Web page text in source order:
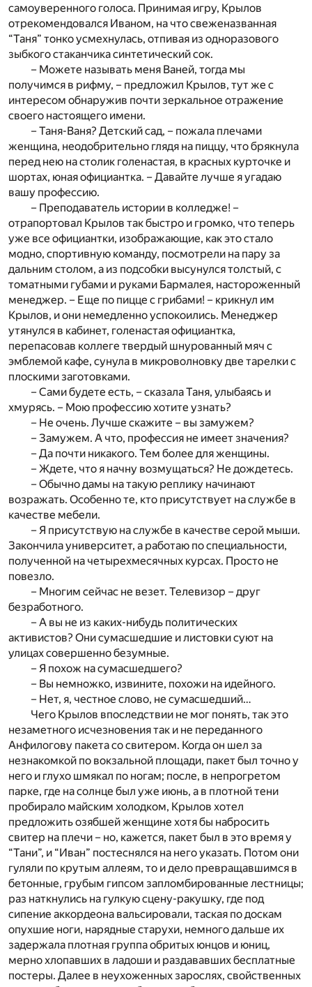
самоуверенного голоса. Принимая игру, Крылов
отрекомендовался Иваном, на что свеженазванная
“Таня” тонко усмехнулась, отпивая из одноразового
зыбкого стаканчика синтетический сок.
– Можете называть меня Ваней, тогда мы
получимся в рифму, – предложил Крылов, тут же с
интересом обнаружив почти зеркальное отражение
своего настоящего имени.
– Таня-Ваня? Детский сад, – пожала плечами
женщина, неодобрительно глядя на пиццу, что брякнула
перед нею на столик голенастая, в красных курточке и
шортах, юная официантка. – Давайте лучше я угадаю
вашу профессию.
– Преподаватель истории в колледже! –
отрапортовал Крылов так быстро и громко, что теперь
уже все официантки, изображающие, как это стало
модно, спортивную команду, посмотрели на пару за
дальним столом, а из подсобки высунулся толстый, с
томатными губами и руками Бармалея, настороженный
менеджер. – Еще по пицце с грибами! – крикнул им
Крылов, и они немедленно успокоились. Менеджер
утянулся в кабинет, голенастая официантка,
перепасовав коллеге твердый шнурованный мяч с
эмблемой кафе, сунула в микроволновку две тарелки с
плоскими заготовками.
– Сами будете есть, – сказала Таня, улыбаясь и
хмурясь. – Мою профессию хотите узнать?
– Не очень. Лучше скажите – вы замужем?
– Замужем. А что, профессия не имеет значения?
– Да почти никакого. Тем более для женщины.
– Ждете, что я начну возмущаться? Не дождетесь.
– Обычно дамы на такую реплику начинают
возражать. Особенно те, кто присутствует на службе в
качестве мебели.
– Я присутствую на службе в качестве серой мыши.
Закончила университет, а работаю по специальности,
полученной на четырехмесячных курсах. Просто не
повезло.
– Многим сейчас не везет. Телевизор – друг
безработного.
– А вы не из каких-нибудь политических
активистов? Они сумасшедшие и листовки суют на
улицах совершенно безумные.
– Я похож на сумасшедшего?
– Вы немножко, извините, похожи на идейного.
– Нет, я, честное слово, не сумасшедший…
Чего Крылов впоследствии не мог понять, так это
незаметного исчезновения так и не переданного
Анфилогову пакета со свитером. Когда он шел за
незнакомкой по вокзальной площади, пакет был точно у
него и глухо шмякал по ногам; после, в непрогретом
парке, где на солнце был уже июнь, а в плотной тени
пробирало майским холодком, Крылов хотел
предложить озябшей женщине хотя бы набросить
свитер на плечи – но, кажется, пакет был в это время у
“Тани”, и “Иван” постеснялся на него указать. Потом они
гуляли по крутым аллеям, то и дело превращавшимся в
бетонные, грубым гипсом запломбированные лестницы;
раз наткнулись на гулкую сцену-ракушку, где под
сипение аккордеона вальсировали, таская по доскам
опухшие ноги, нарядные старухи, немного дальше их
задержала плотная группа обритых юнцов и юниц,
мерно хлопавших в ладоши и раздававших бесплатные
постеры. Далее в неухоженных зарослях, свойственных